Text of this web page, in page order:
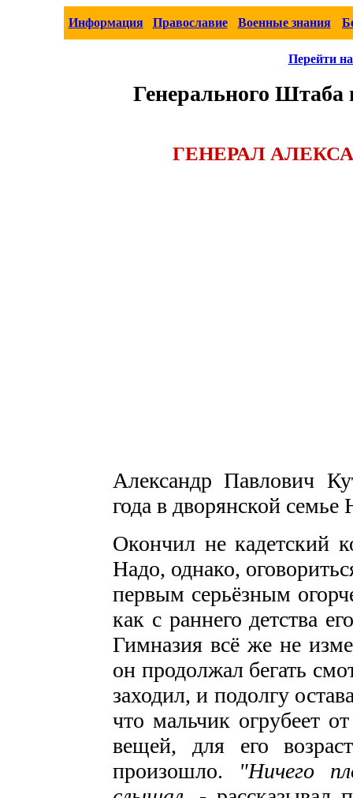
Информация Православие Военные знания
Перейти
Генерального
ГЕНЕРАЛ
Александр Павлович
года в дворянской семье
Окончил не кадетский
Надо, однако,
первым се­рьёзным
как с раннего детства
Гимназия всё же не
он продол­жал бегать
заходил, и подолгу
что мальчик огрубе­ет
вещей, для его
произошло.
"Ничего